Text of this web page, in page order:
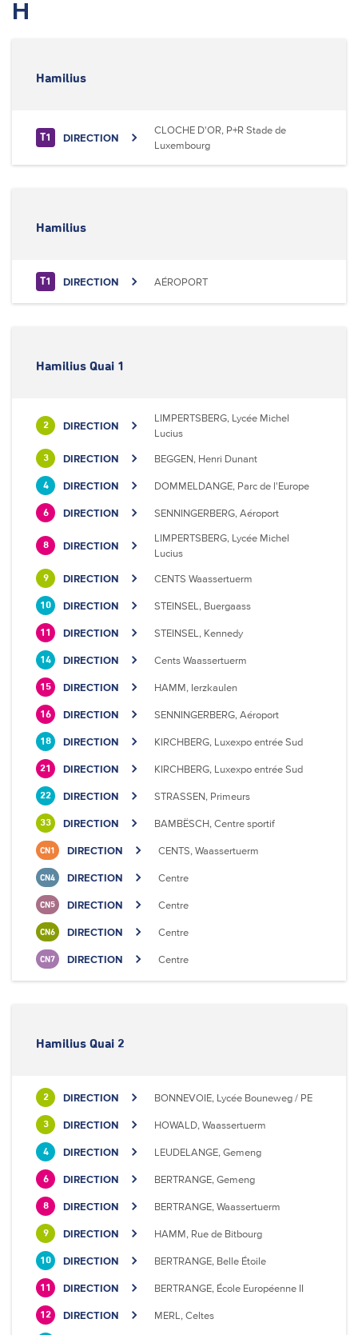
H
Hamilius
T1 DIRECTION
CLOCHE D'OR, P+R Stade de
Luxembourg
Hamilius
T1 DIRECTION AÉROPORT
Hamilius Quai 1
2 DIRECTION
LIMPERTSBERG, Lycée Michel
Lucius
3 DIRECTION BEGGEN, Henri Dunant
4 DIRECTION DOMMELDANGE, Parc de l'Europe
6 DIRECTION SENNINGERBERG, Aéroport
8 DIRECTION
LIMPERTSBERG, Lycée Michel
Lucius
9 DIRECTION CENTS Waassertuerm
10 DIRECTION STEINSEL, Buergaass
11 DIRECTION STEINSEL, Kennedy
14 DIRECTION Cents Waassertuerm
15 DIRECTION HAMM, Ierzkaulen
16 DIRECTION SENNINGERBERG, Aéroport
18 DIRECTION KIRCHBERG, Luxexpo entrée Sud
21 DIRECTION KIRCHBERG, Luxexpo entrée Sud
22 DIRECTION STRASSEN, Primeurs
33 DIRECTION BAMBËSCH, Centre sportif
CN1 DIRECTION CENTS, Waassertuerm
CN4 DIRECTION Centre
CN5 DIRECTION Centre
CN6 DIRECTION Centre
CN7 DIRECTION Centre
Hamilius Quai 2
2 DIRECTION BONNEVOIE, Lycée Bouneweg / PE
3 DIRECTION HOWALD, Waassertuerm
4 DIRECTION LEUDELANGE, Gemeng
6 DIRECTION BERTRANGE, Gemeng
8 DIRECTION BERTRANGE, Waassertuerm
9 DIRECTION HAMM, Rue de Bitbourg
10 DIRECTION BERTRANGE, Belle Étoile
11 DIRECTION BERTRANGE, École Européenne II
12 DIRECTION MERL, Celtes